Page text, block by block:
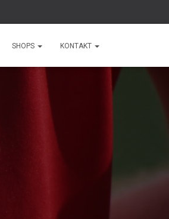
SHOPS KONTAKT